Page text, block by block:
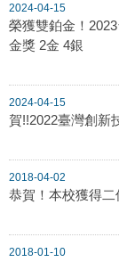
2024-04-15
榮獲雙鉑金！
金獎 2金 4銀
2024-04-15
賀!!2022臺灣創新
2018-04-02
恭賀！本校獲得二
2018-01-10